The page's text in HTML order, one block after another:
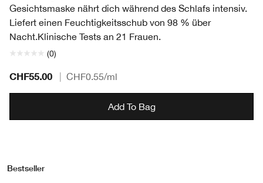
Gesichtsmaske nährt dich während des Schlafs intensiv.
Liefert einen Feuchtigkeitsschub von 98 % über
Nacht.Klinische Tests an 21 Frauen.
(0)
CHF55.00 CHF0.55/ml
Add To Bag
Bestseller